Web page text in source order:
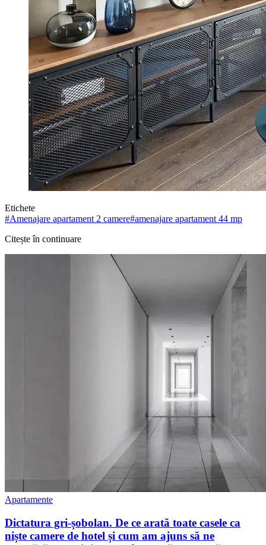
Etichete
#Amenajare apartament 2 camere#amenajare apartament 44 mp
Citește în continuare
Apartamente
Dictatura gri-șobolan. De ce arată toate casele ca
niște camere de hotel și cum am ajuns să ne